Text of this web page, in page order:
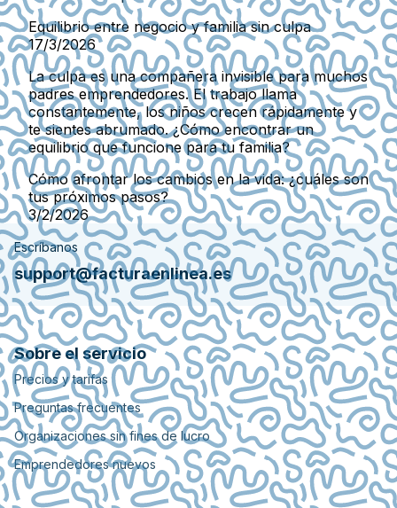
Equilibrio entre negocio y familia sin culpa
17/3/2026
La culpa es una compañera invisible para muchos
padres emprendedores. El trabajo llama
constantemente, los niños crecen rápidamente y
te sientes abrumado. ¿Cómo encontrar un
equilibrio que funcione para tu familia?
Cómo afrontar los cambios en la vida: ¿cuáles son
tus próximos pasos?
3/2/2026
Escríbanos
support@facturaenlinea.es
Sobre el servicio
Precios y tarifas
Preguntas frecuentes
Organizaciones sin fines de lucro
Emprendedores nuevos